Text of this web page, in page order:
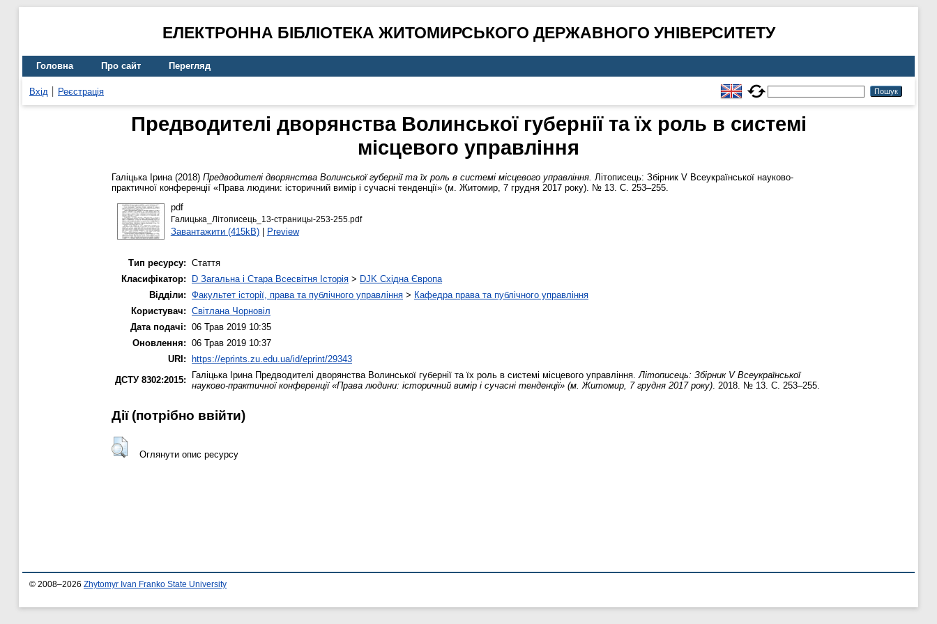
ЕЛЕКТРОННА БІБЛІОТЕКА ЖИТОМИРСЬКОГО ДЕРЖАВНОГО УНІВЕРСИТЕТУ
Головна Про сайт Перегляд
Вхід Реєстрація
Предводителі дворянства Волинської губернії та їх роль в системі
місцевого управління
Галіцька Ірина(2018) Предводителі дворянства Волинської губернії та їх роль в системі місцевого управління. Літописець: Збірник V Всеукраїнської науково-
практичної конференції «Права людини: історичний вимір і сучасні тенденції» (м. Житомир, 7 грудня 2017 року). № 13. С. 253–255.
pdf
Галицька_Літописець_13-страницы-253-255.pdf
Завантажити (415kB)| Preview
Тип ресурсу: Стаття
Класифікатор:
D Загальна і Стара Всесвітня Історія > DJK Східна Європа
Відділи: Факультет історії, права та публічного управління > Кафедра права та публічного управління
Користувач: Світлана Чорновіл
Дата подачі: 06 Трав 2019 10:35
Оновлення: 06 Трав 2019 10:37
URI:
https://eprints.zu.edu.ua/id/eprint/29343
ДСТУ 8302:2015:
Галіцька ІринаПредводителі дворянства Волинської губернії та їх роль в системі місцевого управління.Літописець: Збірник V Всеукраїнської
науково-практичної конференції «Права людини: історичний вимір і сучасні тенденції» (м. Житомир, 7 грудня 2017 року). 2018. № 13. С. 253–255.
Дії ​​(потрібно ввійти)
Оглянути опис ресурсу
© 2008–2026 Zhytomyr Ivan Franko State University